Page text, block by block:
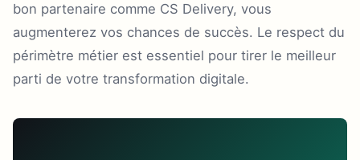
bon partenaire comme CS Delivery, vous
augmenterez vos chances de succès. Le respect du
périmètre métier est essentiel pour tirer le meilleur
parti de votre transformation digitale.